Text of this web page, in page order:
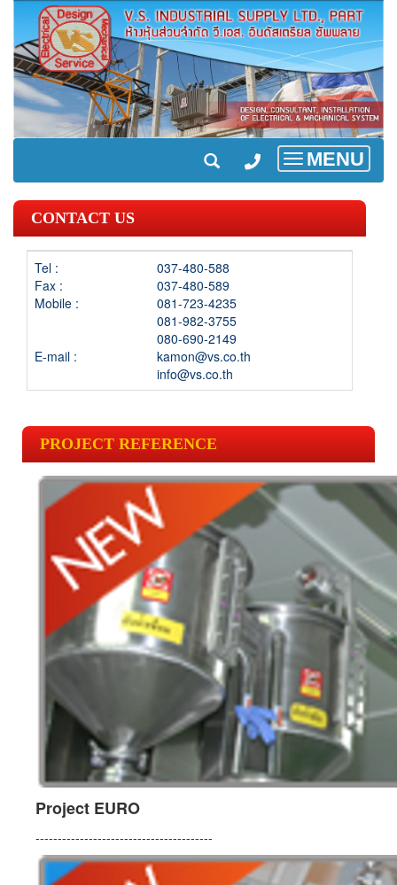
Toggle
navigation
MENU
CONTACT US
Tel :
Fax :
Mobile :
E-mail :
037-480-588
037-480-589
081-723-4235
081-982-3755
080-690-2149
kamon@vs.co.th
info@vs.co.th
PROJECT REFERENCE
Project EURO
----------------------------------------